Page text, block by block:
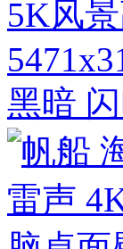
黑暗